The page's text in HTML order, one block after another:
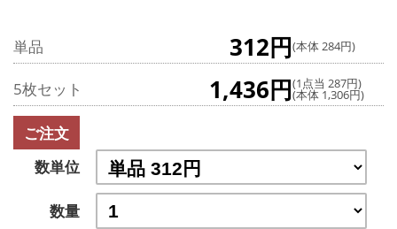
単品 312円(本体 284円)
5枚セット 1,436円(1点当 287円)
(本体 1,306円)
ご注文
数単位
数量